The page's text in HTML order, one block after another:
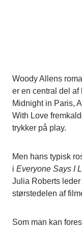
Woody Allens
er en central del
Midnight in Paris,
With Love
trykker på play.
Men hans typisk
i Everyone Says I
Julia Roberts
størstedelen af
Som man kan